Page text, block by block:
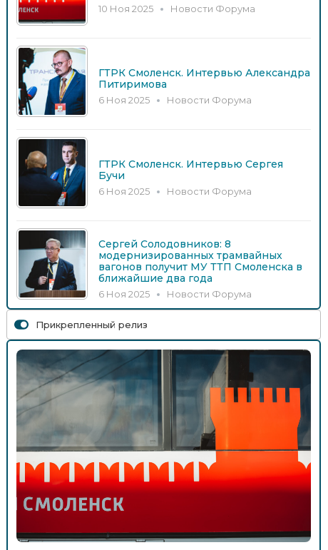
10 Ноя 2025 Новости Форума
ГТРК Смоленск. Интервью Александра
Питиримова
6 Ноя 2025 Новости Форума
ГТРК Смоленск. Интервью Сергея
Бучи
6 Ноя 2025 Новости Форума
Сергей Солодовников: 8
модернизированных трамвайных
вагонов получит МУ ТТП Смоленска в
ближайшие два года
6 Ноя 2025 Новости Форума
Игорь Сильченков: Контрольно-
надзорная деятельность переходит на
рискоориентированную модель
5 Ноя 2025 Новости Форума
МК-Смоленск: Смоленск принял
Всероссийский форум «Транспортная
среда»
5 Ноя 2025 Новости Форума
Сергей Буча — об итогах
транспортной реформы в Костроме
Прикрепленный релиз